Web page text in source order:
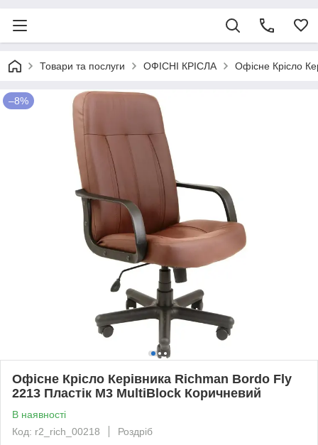
Товари та послуги ОФІСНІ КРІСЛА Офісне Крісло
–8%
Офісне Крісло Керівника Richman Bordo Fly
2213 Пластік М3 MultiBlock Коричневий
В наявності
Код: r2_rich_00218
Роздріб